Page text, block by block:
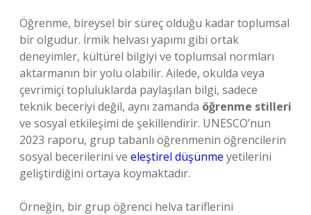
Öğrenme, bireysel bir süreç olduğu kadar toplumsal
bir olgudur. İrmik helvası yapımı gibi ortak
deneyimler, kültürel bilgiyi ve toplumsal normları
aktarmanın bir yolu olabilir. Ailede, okulda veya
çevrimiçi topluluklarda paylaşılan bilgi, sadece
teknik beceriyi değil, aynı zamanda öğrenme stilleri
ve sosyal etkileşimi de şekillendirir. UNESCO’nun
2023 raporu, grup tabanlı öğrenmenin öğrencilerin
sosyal becerilerini ve eleştirel düşünme yetilerini
geliştirdiğini ortaya koymaktadır.
Örneğin, bir grup öğrenci helva tariflerini